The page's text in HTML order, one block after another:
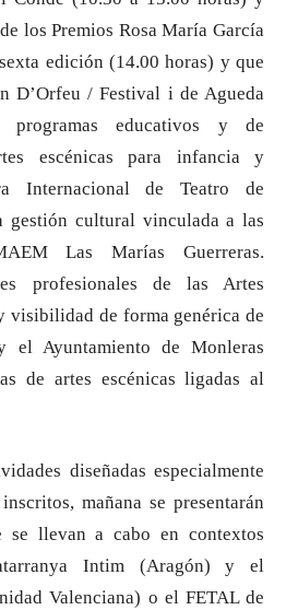
los Premios Rosa María García
edición (14.00 horas) y que
D’Orfeu / Festival i de Agueda
educativos y de
escénicas para infancia y
Internacional de Teatro de
gestión cultural vinculada a las
Las Marías Guerreras.
profesionales de las Artes
visibilidad de forma genérica de
el Ayuntamiento de Monleras
de artes escénicas ligadas al
diseñadas especialmente
mañana se presentarán
se llevan a cabo en contextos
Intim (Aragón) y el
Valenciana) o el FETAL de